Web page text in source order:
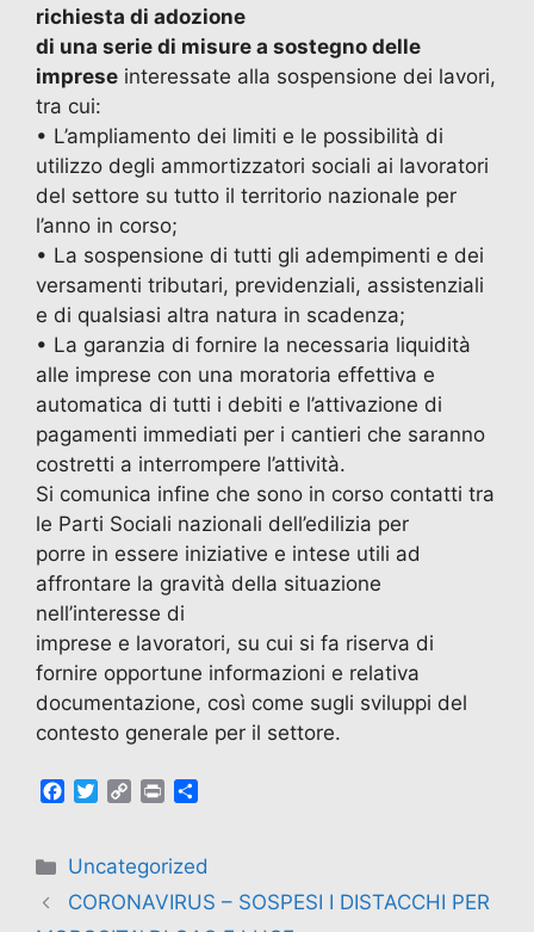
richiesta di adozione
di una serie di misure a sostegno delle
imprese interessate alla sospensione dei lavori,
tra cui:
• L’ampliamento dei limiti e le possibilità di
utilizzo degli ammortizzatori sociali ai lavoratori
del settore su tutto il territorio nazionale per
l’anno in corso;
• La sospensione di tutti gli adempimenti e dei
versamenti tributari, previdenziali, assistenziali
e di qualsiasi altra natura in scadenza;
• La garanzia di fornire la necessaria liquidità
alle imprese con una moratoria effettiva e
automatica di tutti i debiti e l’attivazione di
pagamenti immediati per i cantieri che saranno
costretti a interrompere l’attività.
Si comunica infine che sono in corso contatti tra
le Parti Sociali nazionali dell’edilizia per
porre in essere iniziative e intese utili ad
affrontare la gravità della situazione
nell’interesse di
imprese e lavoratori, su cui si fa riserva di
fornire opportune informazioni e relativa
documentazione, così come sugli sviluppi del
contesto generale per il settore.
e
o
t
e
C
y
i
n
d
v
Uncategorized
CORONAVIRUS – SOSPESI I DISTACCHI PER